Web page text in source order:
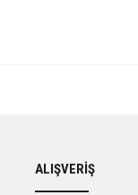
Yorum Yaz
ALIŞVERİŞ